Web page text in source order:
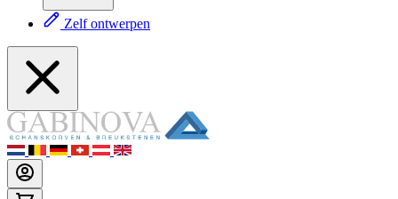
Zelf ontwerpen